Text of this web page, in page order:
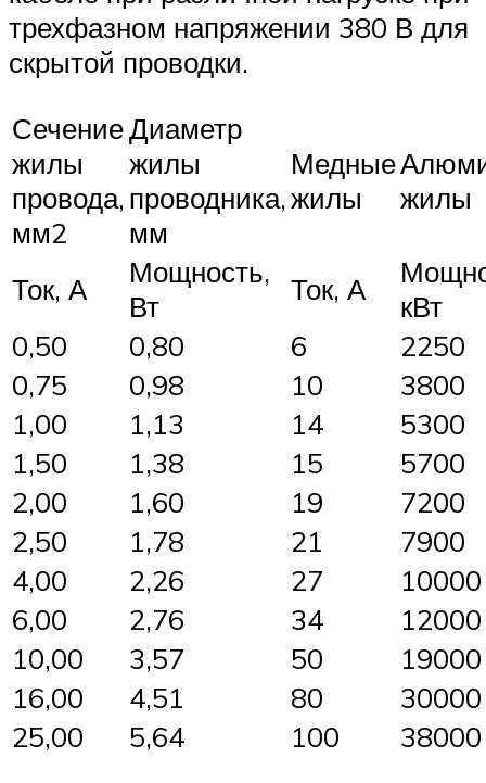
трехфазном напряжении 380 В для
скрытой проводки.
Сечение
жилы
провода,
мм2
Диаметр
жилы
проводника,
мм
Медные
жилы
жилы
Ток, А
Мощность,
Вт
Ток, А
кВт
0,50
0,80 6
2250
0,75
0,98 10
3800
1,00
1,13 14
5300
1,50
1,38 15
5700
2,00
1,60 19
7200
2,50
1,78 21
7900
4,00
2,26 27
10000
6,00
2,76 34
12000
10,00
3,57 50
19000
16,00
4,51 80
30000
25,00
5,64 100
38000